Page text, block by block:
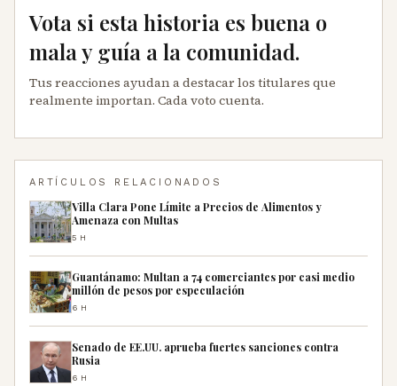
Vota si esta historia es buena o
mala y guía a la comunidad.
Tus reacciones ayudan a destacar los titulares que
realmente importan. Cada voto cuenta.
ARTÍCULOS RELACIONADOS
Villa Clara Pone Límite a Precios de Alimentos y
Amenaza con Multas
5H
Guantánamo: Multan a 74 comerciantes por casi medio
millón de pesos por especulación
6H
Senado de EE.UU. aprueba fuertes sanciones contra
Rusia
6H